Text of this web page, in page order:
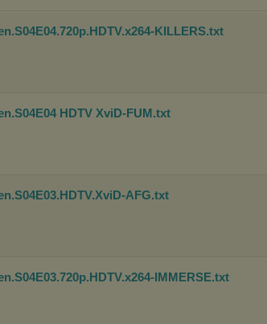
spowoduje, że wyświetlana Ci reklama nie
Twoich preferencji, a będzie to reklama
ustawień przeglądarki internetowej w
ten temat znajdziesz pod adresem
KILLERS.txt
HDTV XviD-FUM .txt
AFG.txt
IMMERSE.txt